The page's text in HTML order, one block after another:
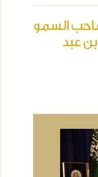
السمو
بن عبد